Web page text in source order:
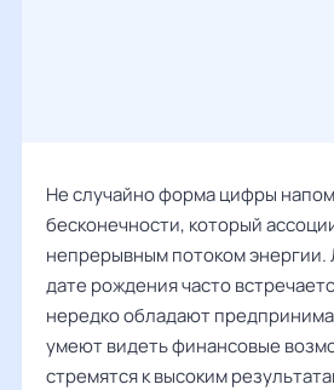
Не случайно форма цифры
бесконечности, который
непрерывным потоком энергии.
дате рождения часто
нередко обладают
умеют видеть финансовые
стремятся к высоким